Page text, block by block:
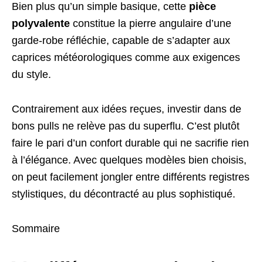
Bien plus qu’un simple basique, cette pièce
polyvalente constitue la pierre angulaire d’une
garde-robe réfléchie, capable de s’adapter aux
caprices météorologiques comme aux exigences
du style.
Contrairement aux idées reçues, investir dans de
bons pulls ne relève pas du superflu. C’est plutôt
faire le pari d’un confort durable qui ne sacrifie rien
à l’élégance. Avec quelques modèles bien choisis,
on peut facilement jongler entre différents registres
stylistiques, du décontracté au plus sophistiqué.
Sommaire